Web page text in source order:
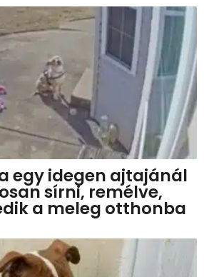
egy idegen ajtajánál
sírni, remélve,
a meleg otthonba